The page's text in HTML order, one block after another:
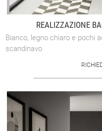
REALIZZAZIONE
Bianco, legno chiaro e pochi
scandinavo